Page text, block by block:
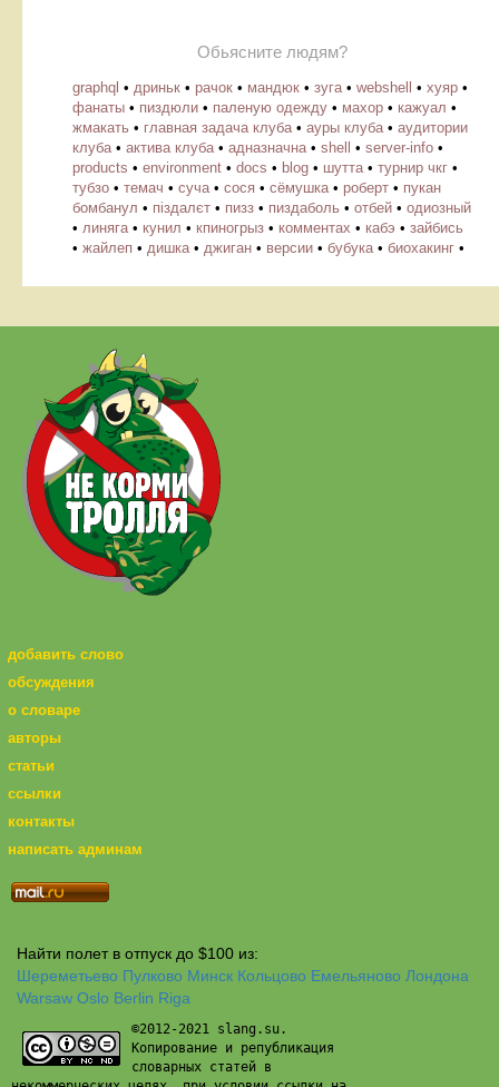
Обьясните людям?
graphql • дриньк • рачок • мандюк • зуга • webshell • хуяр •
фанаты • пиздюли • паленую одежду • махор • кажуал •
жмакать • главная задача клуба • ауры клуба • аудитории
клуба • актива клуба • адназначна • shell • server-info •
products • environment • docs • blog • шутта • турнир чкг •
тубзо • темач • суча • сося • сёмушка • роберт • пукан
бомбанул • піздалєт • пизз • пиздаболь • отбей • одиозный
• линяга • кунил • кпиногрыз • комментах • кабэ • зайбись
• жайлеп • дишка • джиган • версии • бубука • биохакинг •
добавить слово
обсуждения
о словаре
авторы
статьи
ссылки
контакты
написать админам
Найти полет в отпуск до $100 из:
Шереметьево Пулково Минск Кольцово Емельяново Лондона
Warsaw Oslo Berlin Riga
©2012-2021 slang.su.
Копирование и републикация
словарных статей в